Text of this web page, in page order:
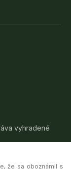
vyhradené
že sa oboznámil s